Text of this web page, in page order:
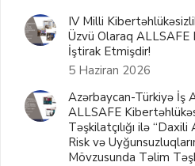
IV Milli
Üzvü Olaraq
İştirak Etmişdir!
5 Haziran 2026
Azərbaycan-Türkiyə İş
ALLSAFE
Təşkilatçılığı ilə
Risk və
Mövzusunda Təlim